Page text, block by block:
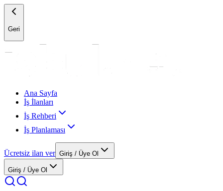
Geri
Ana Sayfa
İş İlanları
İş Rehberi
İş Planlaması
Ücretsiz ilan ver Giriş / Üye Ol
Giriş / Üye Ol